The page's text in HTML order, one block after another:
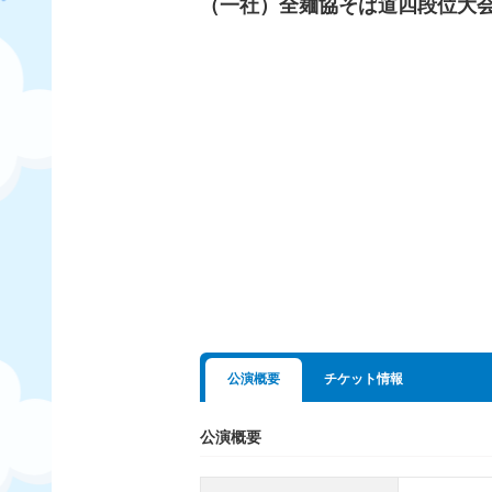
（一社）全麺協そば道四段位大
公演概要 チケット情報
公演概要